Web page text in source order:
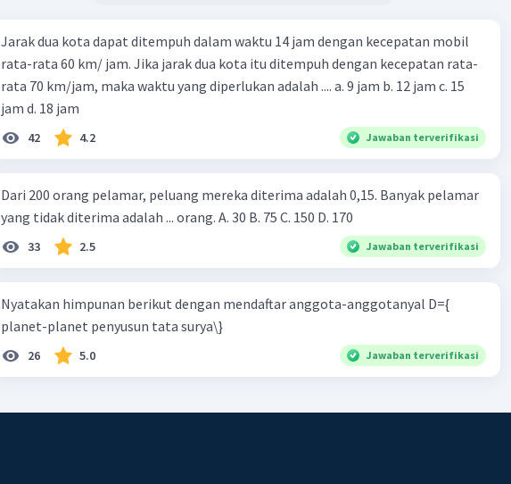
Jarak dua kota dapat ditempuh dalam waktu 14 jam dengan kecepatan mobil
rata-rata 60 km/ jam. Jika jarak dua kota itu ditempuh dengan kecepatan rata-
rata 70 km/jam, maka waktu yang diperlukan adalah .... a. 9 jam b. 12 jam c. 15
jam d. 18 jam
42 4.2 Jawaban terverifikasi
Dari 200 orang pelamar, peluang mereka diterima adalah 0,15. Banyak pelamar
yang tidak diterima adalah ... orang. A. 30 B. 75 C. 150 D. 170
33 2.5 Jawaban terverifikasi
Nyatakan himpunan berikut dengan mendaftar anggota-anggotanyal D={
planet-planet penyusun tata surya\}
26 5.0 Jawaban terverifikasi